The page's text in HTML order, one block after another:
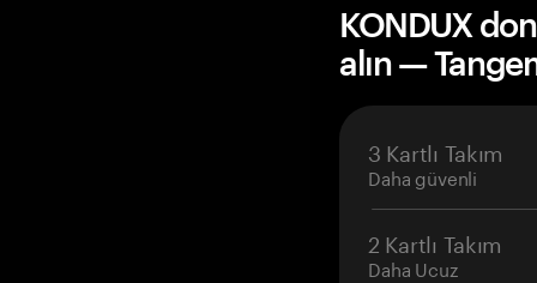
KONDUX
alın —
3 Kartlı Takım
Daha güvenli
2 Kartlı Takım
Daha Ucuz